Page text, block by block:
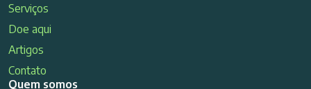
Serviços
Doe aqui
Artigos
Contato
Quem somos